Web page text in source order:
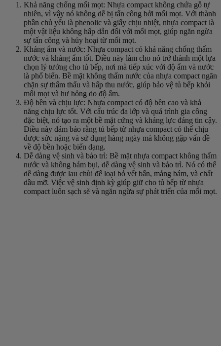
Khả năng chống mối mọt: Nhựa compact không chứa gỗ tự
nhiên, vì vậy nó không dễ bị tấn công bởi mối mọt. Với thành
phần chủ yếu là phenolic và giấy chịu nhiệt, nhựa compact là
một vật liệu không hấp dẫn đối với mối mọt, giúp ngăn ngừa
sự tấn công và hủy hoại từ mối mọt.
Kháng ẩm và nước: Nhựa compact có khả năng chống thấm
nước và kháng ẩm tốt. Điều này làm cho nó trở thành một lựa
chọn lý tưởng cho tủ bếp, nơi mà tiếp xúc với độ ẩm và nước
là phổ biến. Bề mặt không thấm nước của nhựa compact ngăn
chặn sự thẩm thấu và hấp thu nước, giúp bảo vệ tủ bếp khỏi
mối mọt và hư hỏng do độ ẩm.
Độ bền và chịu lực: Nhựa compact có độ bền cao và khả
năng chịu lực tốt. Với cấu trúc đa lớp và quá trình gia công
đặc biệt, nó tạo ra một bề mặt cứng và kháng lực đáng tin cậy.
Điều này đảm bảo rằng tủ bếp từ nhựa compact có thể chịu
được sức nặng và sử dụng hàng ngày mà không gặp vấn đề
về độ bền hoặc biến dạng.
Dễ dàng vệ sinh và bảo trì: Bề mặt nhựa compact không thấm
nước và không bám bụi, dễ dàng vệ sinh và bảo trì. Nó có thể
dễ dàng được lau chùi để loại bỏ vết bẩn, mảng bám, và chất
dầu mỡ. Việc vệ sinh định kỳ giúp giữ cho tủ bếp từ nhựa
compact luôn sạch sẽ và ngăn ngừa sự phát triển của mối mọt.